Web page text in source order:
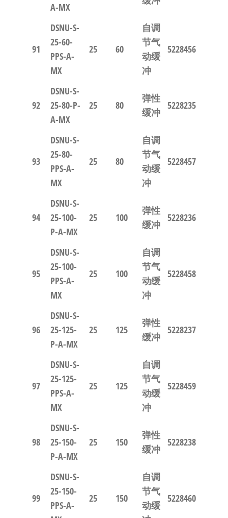
A-MX
91
DSNU-S-
25-60-
PPS-A-
MX
25 60
自调
节气
动缓
冲
5228456
92
DSNU-S-
25-80-P-
A-MX
25 80
弹性
缓冲
5228235
93
DSNU-S-
25-80-
PPS-A-
MX
25 80
自调
节气
动缓
冲
5228457
94
DSNU-S-
25-100-
P-A-MX
25 100
弹性
缓冲
5228236
95
DSNU-S-
25-100-
PPS-A-
MX
25 100
自调
节气
动缓
冲
5228458
96
DSNU-S-
25-125-
P-A-MX
25 125
弹性
缓冲
5228237
97
DSNU-S-
25-125-
PPS-A-
MX
25 125
自调
节气
动缓
冲
5228459
98
DSNU-S-
25-150-
P-A-MX
25 150
弹性
缓冲
5228238
99
DSNU-S-
25-150-
PPS-A-
25 150
自调
节气
动缓
5228460